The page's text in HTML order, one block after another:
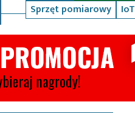
Sprzęt pomiarowy
IoT